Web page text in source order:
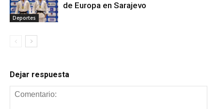
Deportes
de Europa en Sarajevo
Dejar respuesta